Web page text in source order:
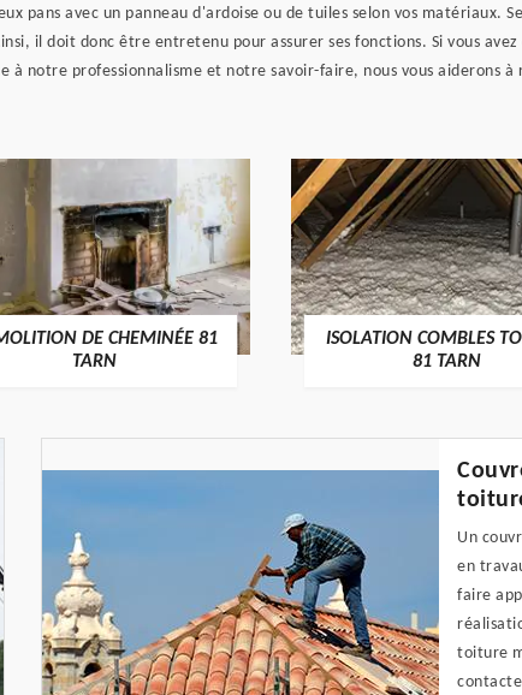
pans avec un panneau d'ardoise ou de tuiles selon vos matériaux.
il doit donc être entretenu pour assurer ses fonctions. Si vous
à notre professionnalisme et notre savoir-faire, nous vous aiderons
DE CHEMINÉE 81
TARN
ISOLATION COMBLES
81 TARN
Un
en
faire
toiture